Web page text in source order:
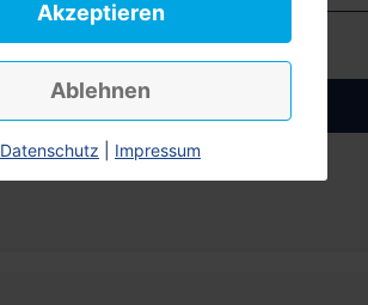
Anmelden
Akzeptieren
Ablehnen
Datenschutz Impressum